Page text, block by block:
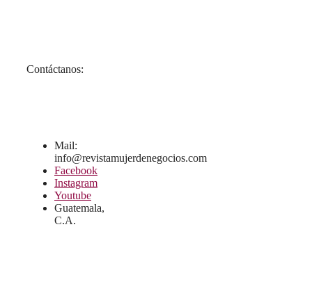
Contáctanos:
Mail:
info@revistamujerdenegocios.com
Facebook
Instagram
Youtube
Guatemala,
C.A.